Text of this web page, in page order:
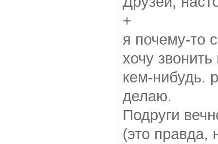
+
я почему-то
хочу
кем-нибудь.
делаю.
Подруги
(это правда,